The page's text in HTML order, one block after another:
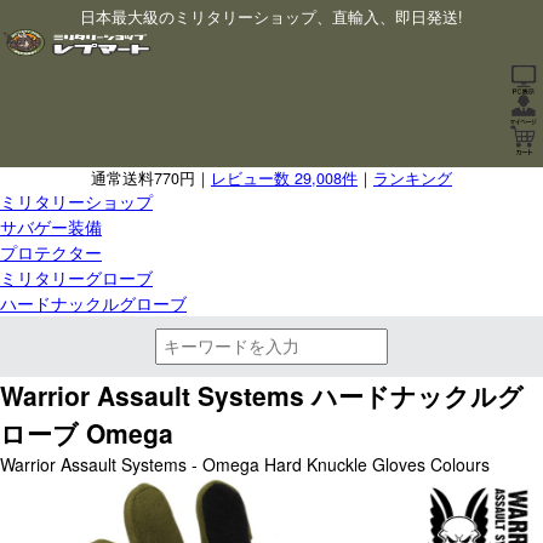
日本最大級のミリタリーショップ、直輸入、即日発送!
通常送料770円｜ レビュー数 29,008件 ｜ ランキング
ミリタリーショップ
サバゲー装備
プロテクター
ミリタリーグローブ
ハードナックルグローブ
Warrior Assault Systems ハードナックルグ
ローブ Omega
Warrior Assault Systems - Omega Hard Knuckle Gloves Colours